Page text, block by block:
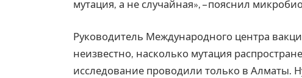
мутация, а не случайная», – пояснил
Руководитель Международного центра
неизвестно, насколько мутация
исследование проводили только в Алматы.